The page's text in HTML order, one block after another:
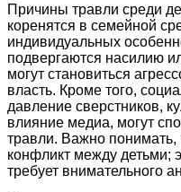
Причины травли среди
коренятся в семейной
индивидуальных
подвергаются насилию
могут становиться
власть. Кроме того,
давление сверстников,
влияние медиа, могут
травли. Важно понимать,
конфликт между детьми;
требует внимательного